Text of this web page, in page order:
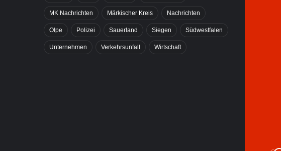
MK Nachrichten Märkischer Kreis Nachrichten
Olpe Polizei Sauerland Siegen Südwestfalen
Unternehmen Verkehrsunfall Wirtschaft